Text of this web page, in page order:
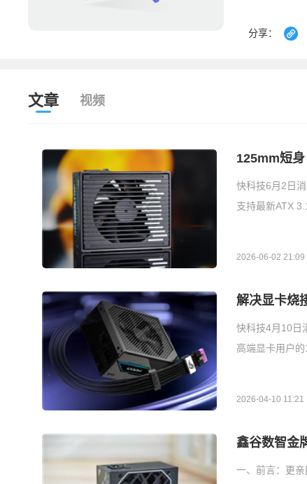
分享：
文章 视频
125mm短
快科技6月2日
支持最新ATX
2026-06-02 21:09
解决显卡烧
快科技4月10日
高端显卡用户
2026-04-10 11:21
鑫谷数智金
一、前言：更